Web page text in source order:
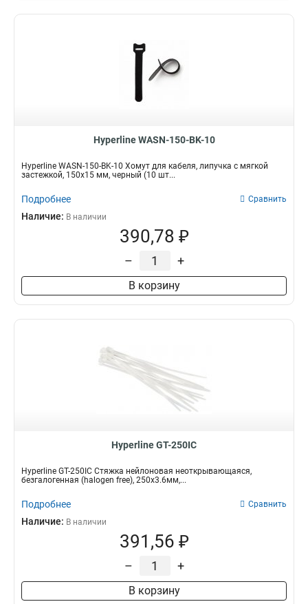
Hyperline WASN-150-BK-10
Hyperline WASN-150-BK-10 Хомут для кабеля, липучка с мягкой
застежкой, 150x15 мм, черный (10 шт...
Подробнее Сравнить
Наличие: В наличии
390,78 ₽
– +
В корзину
Hyperline GT-250IC
Hyperline GT-250IC Стяжка нейлоновая неоткрывающаяся,
безгалогенная (halogen free), 250x3.6мм,...
Подробнее Сравнить
Наличие: В наличии
391,56 ₽
– +
В корзину